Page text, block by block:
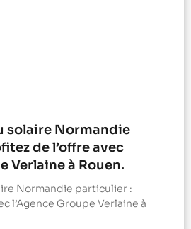
solaire Normandie
de l’offre avec
Verlaine à Rouen.
Normandie particulier :
l’Agence Groupe Verlaine à